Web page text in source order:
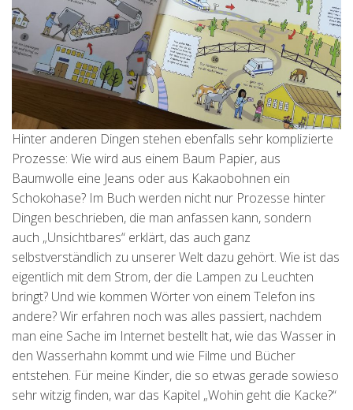
Hinter anderen Dingen stehen ebenfalls sehr komplizierte
Prozesse: Wie wird aus einem Baum Papier, aus
Baumwolle eine Jeans oder aus Kakaobohnen ein
Schokohase? Im Buch werden nicht nur Prozesse hinter
Dingen beschrieben, die man anfassen kann, sondern
auch „Unsichtbares“ erklärt, das auch ganz
selbstverständlich zu unserer Welt dazu gehört. Wie ist das
eigentlich mit dem Strom, der die Lampen zu Leuchten
bringt? Und wie kommen Wörter von einem Telefon ins
andere? Wir erfahren noch was alles passiert, nachdem
man eine Sache im Internet bestellt hat, wie das Wasser in
den Wasserhahn kommt und wie Filme und Bücher
entstehen. Für meine Kinder, die so etwas gerade sowieso
sehr witzig finden, war das Kapitel „Wohin geht die Kacke?“